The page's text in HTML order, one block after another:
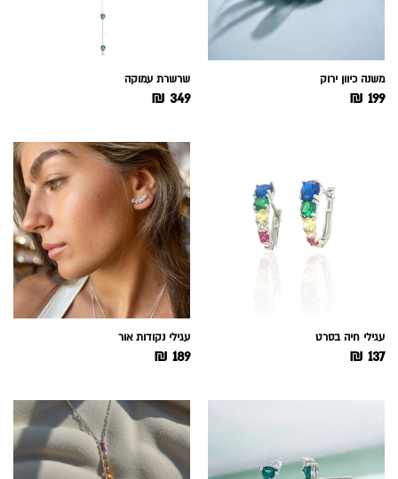
משנה כיוון ירוק
199
₪
שרשרת עמוקה
349
₪
עגילי חיה בסרט
137
₪
עגילי נקודות אור
189
₪